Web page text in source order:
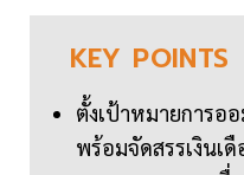
KEY POINTS
ตั้งเป้าหมายการอ
พร้อมจัดสรรเงินเ